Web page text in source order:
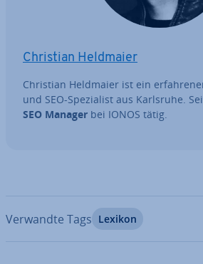
Christian Heldmaier
Christian Heldmaier ist ein
und SEO-Spe­zia­list aus Karlsruhe.
SEO Manager bei IONOS tätig.
Verwandte Tags Lexikon